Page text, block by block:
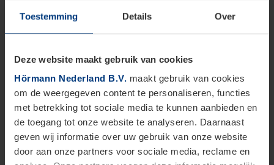
Toestemming Details Over
Deze website maakt gebruik van cookies
Hörmann Nederland B.V. maakt gebruik van cookies
om de weergegeven content te personaliseren, functies
met betrekking tot sociale media te kunnen aanbieden en
de toegang tot onze website te analyseren. Daarnaast
geven wij informatie over uw gebruik van onze website
door aan onze partners voor sociale media, reclame en